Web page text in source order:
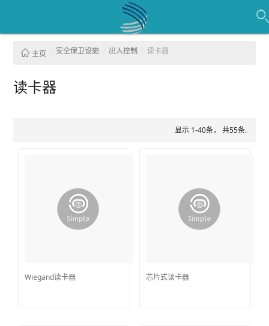
主页 安全保卫设施 出入控制 读卡器
读卡器
显示 1-40条， 共55条.
Wiegand读卡器 芯片式读卡器